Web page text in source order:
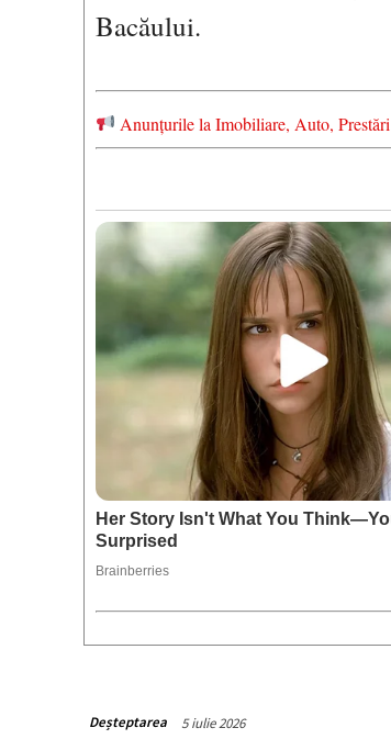
Bacăului.
Anunțurile la Imobiliare, Auto,
Deșteptarea 5 iulie 2026